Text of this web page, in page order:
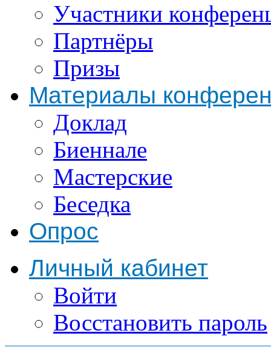
Участники
Партнёры
Призы
Материалы
Доклад
Биеннале
Мастерские
Беседка
Опрос
Личный кабинет
Войти
Восстановить пароль